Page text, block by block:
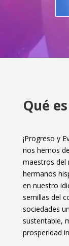
Qué
¡Progreso y
nos hemos
maestros del
hermanos
en nuestro
semillas del
sociedades
sustentable,
prosperidad